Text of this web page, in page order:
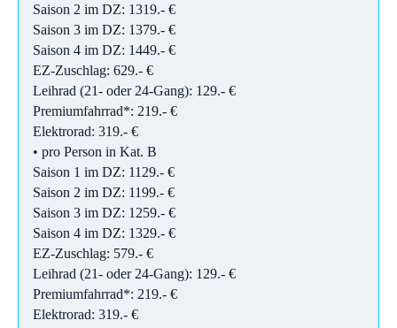
Saison 2 im DZ: 1319.- €
Saison 3 im DZ: 1379.- €
Saison 4 im DZ: 1449.- €
EZ-Zuschlag: 629.- €
Leihrad (21- oder 24-Gang): 129.- €
Premiumfahrrad*: 219.- €
Elektrorad: 319.- €
• pro Person in Kat. B
Saison 1 im DZ: 1129.- €
Saison 2 im DZ: 1199.- €
Saison 3 im DZ: 1259.- €
Saison 4 im DZ: 1329.- €
EZ-Zuschlag: 579.- €
Leihrad (21- oder 24-Gang): 129.- €
Premiumfahrrad*: 219.- €
Elektrorad: 319.- €